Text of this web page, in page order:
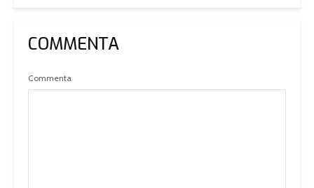
COMMENTA
Commenta